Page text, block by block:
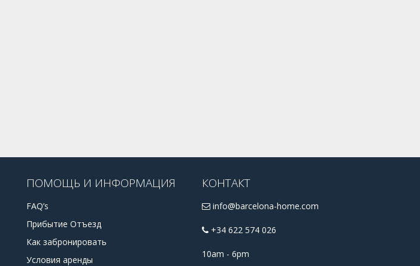
ПОМОЩЬ И ИНФОРМАЦИЯ
FAQ’s
Прибытие Отъезд
Как забронировать
Условия аренды
КОНТАКТ
info@barcelona-home.com
+34 622 574 026
10am - 6pm